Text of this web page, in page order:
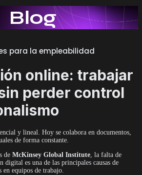
Blog
para la empleabilidad
online: trabajar
perder control
y lineal. Hoy se colabora en documentos,
de forma constante.
de McKinsey Global Institute, la falta de
digital es una de las principales causas de
en equipos de trabajo.